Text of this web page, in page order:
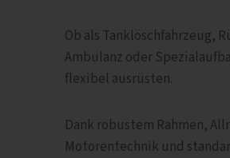
Ob als Tanklöschfahrzeug,
Ambulanz oder
flexibel ausrüsten.
Dank robustem Rahmen,
Motorentechnik und